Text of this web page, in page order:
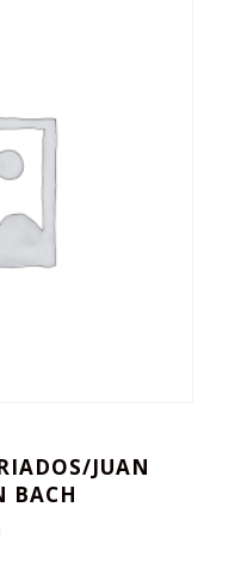
JUAN
BACH